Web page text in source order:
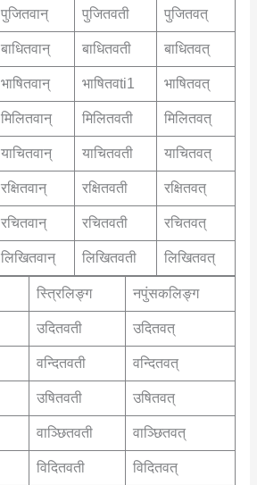
पुजितवान् पुजितवती पुजितवत्
बाधितवान् बाधितवती बाधितवत्
भाषितवान् भाषितवti1 भाषितवत्
मिलितवान् मिलितवती मिलितवत्
याचितवान् याचितवती याचितवत्
रक्षितवान् रक्षितवती रक्षितवत्
रचितवान् रचितवती रचितवत्
लिखितवान् लिखितवती लिखितवत्
स्त्रिलिङ्ग नपुंसकलिङ्ग
उदितवती उदितवत्
वन्दितवती वन्दितवत्
उषितवती उषितवत्
वाञ्छितवती वाञ्छितवत्
विदितवती विदितवत्